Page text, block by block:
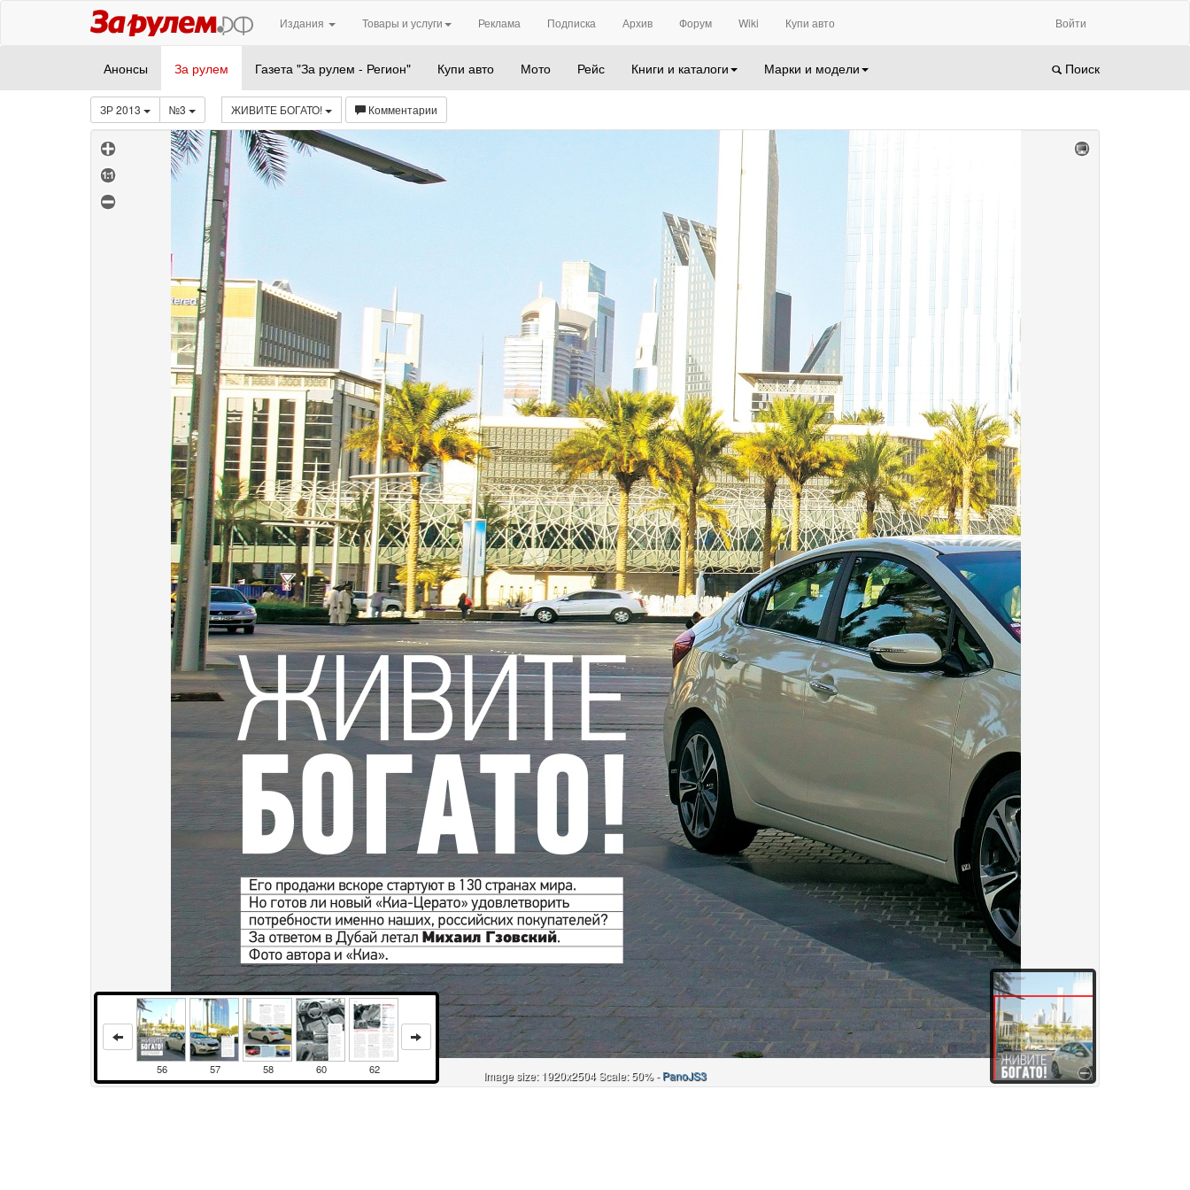
Издания Товары и услуги Реклама Подписка Архив Форум Wiki Купи авто Войти
Анонсы За рулем Газета "За рулем - Регион" Купи авто Мото Рейс Книги и каталоги Марки и модели Поиск
ЗР 2013 №3 ЖИВИТЕ БОГАТО! Комментарии
56 57 58 60 62 Image size: 1920x2504 Scale: 50% -PanoJS3